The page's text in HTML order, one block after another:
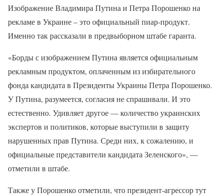
Изображение Владимира Путина и Петра Порошенко на
рекламе в Украине – это официальный пиар-продукт.
Именно так рассказали в предвыборном штабе гаранта.
«Борды с изображением Путина является официальным
рекламным продуктом, оплаченным из избирательного
фонда кандидата в Президенты Украины Петра Порошенко.
У Путина, разумеется, согласия не спрашивали. И это
естественно. Удивляет другое — количество украинских
экспертов и политиков, которые выступили в защиту
нарушенных прав Путина. Среди них, к сожалению, и
официальные представители кандидата Зеленского», —
отметили в штабе.
Также у Порошенко отметили, что президент-агрессор тут